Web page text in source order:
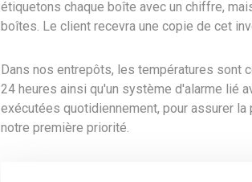
étiquetons chaque boîte avec un chiffre,
boîtes. Le client recevra une copie de cet
Dans nos entrepôts, les températures sont
24 heures ainsi qu'un système d'alarme lié
exécutées quotidiennement, pour assurer
notre première priorité.